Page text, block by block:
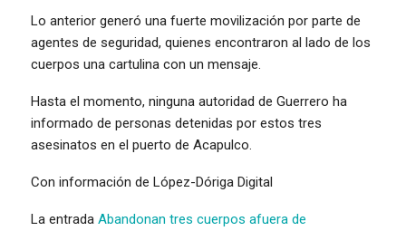
Lo anterior generó una fuerte movilización por parte de
agentes de seguridad, quienes encontraron al lado de los
cuerpos una cartulina con un mensaje.
Hasta el momento, ninguna autoridad de Guerrero ha
informado de personas detenidas por estos tres
asesinatos en el puerto de Acapulco.
Con información de López-Dóriga Digital
La entrada Abandonan tres cuerpos afuera de